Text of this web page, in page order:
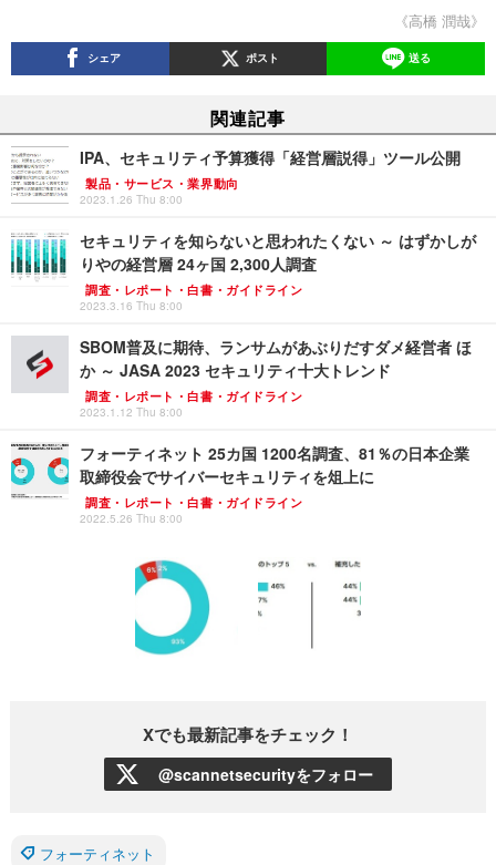
《高橋 潤哉》
シェア ポスト 送る
関連記事
IPA、セキュリティ予算獲得「経営層説得」ツール公開
製品・サービス・業界動向
2023.1.26 Thu 8:00
セキュリティを知らないと思われたくない ～ はずかしが
りやの経営層 24ヶ国 2,300人調査
調査・レポート・白書・ガイドライン
2023.3.16 Thu 8:00
SBOM普及に期待、ランサムがあぶりだすダメ経営者 ほ
か ～ JASA 2023 セキュリティ十大トレンド
調査・レポート・白書・ガイドライン
2023.1.12 Thu 8:00
フォーティネット 25カ国 1200名調査、81％の日本企業
取締役会でサイバーセキュリティを俎上に
調査・レポート・白書・ガイドライン
2022.5.26 Thu 8:00
Xでも最新記事をチェック！
@scannetsecurityをフォロー
フォーティネット